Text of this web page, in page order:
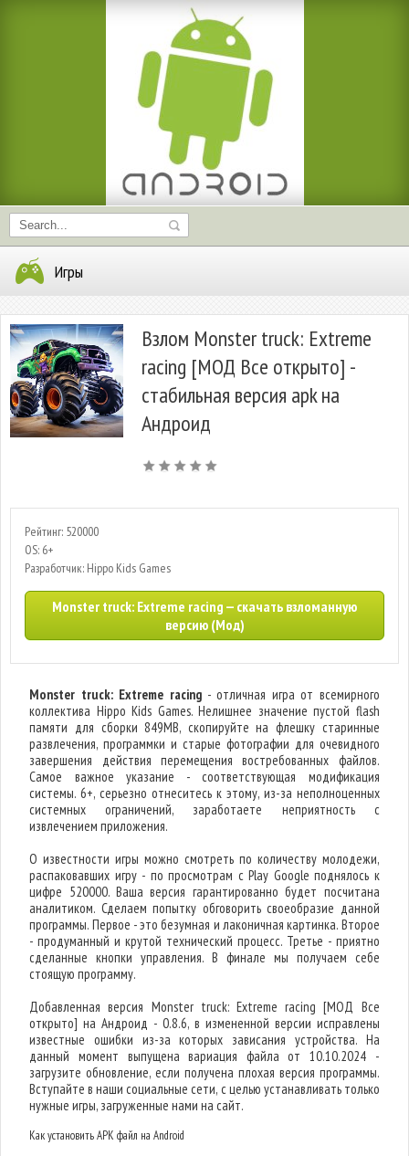
Игры
Взлом Monster truck: Extreme
racing [МОД Все открыто] -
стабильная версия apk на
Андроид
Рейтинг: 520000
OS: 6+
Разработчик: Hippo Kids Games
Monster truck: Extreme racing — скачать взломанную
версию (Мод)
Monster truck: Extreme racing- отличная игра от всемирного
коллектива Hippo Kids Games. Нелишнее значение пустой flash
памяти для сборки 849MB, скопируйте на флешку старинные
развлечения, программки и старые фотографии для очевидного
завершения действия перемещения востребованных файлов.
Самое важное указание - соответствующая модификация
системы. 6+, серьезно отнеситесь к этому, из-за неполноценных
системных ограничений, заработаете неприятность с
извлечением приложения.
О известности игры можно смотреть по количеству молодежи,
распаковавших игру - по просмотрам с Play Google поднялось к
цифре 520000. Ваша версия гарантированно будет посчитана
аналитиком. Сделаем попытку обговорить своеобразие данной
программы. Первое - это безумная и лаконичная картинка. Второе
- продуманный и крутой технический процесс. Третье - приятно
сделанные кнопки управления. В финале мы получаем себе
стоящую программу.
Добавленная версия Monster truck: Extreme racing [МОД Все
открыто] на Андроид - 0.8.6, в измененной версии исправлены
известные ошибки из-за которых зависания устройства. На
данный момент выпущена вариация файла от 10.10.2024 -
загрузите обновление, если получена плохая версия программы.
Вступайте в наши социальные сети, с целью устанавливать только
нужные игры, загруженные нами на сайт.
Как установить APK файл на Android